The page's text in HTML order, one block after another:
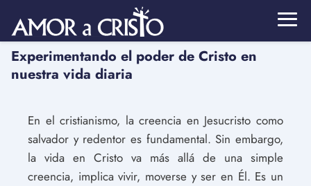
Experimentando el poder de Cristo en
nuestra vida diaria
En el cristianismo, la creencia en Jesucristo como
salvador y redentor es fundamental. Sin embargo,
la vida en Cristo va más allá de una simple
creencia, implica vivir, moverse y ser en Él. Es un